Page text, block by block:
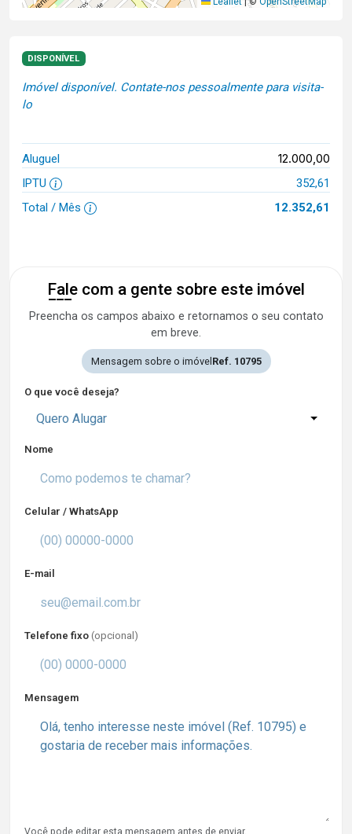
DISPONÍVEL
Imóvel disponível. Contate-nos pessoalmente para visita-
lo
Aluguel 12.000,00
IPTU
352,61
Total / Mês
12.352,61
Fale com a gente sobre este imóvel
Preencha os campos abaixo e retornamos o seu contato
em breve.
Mensagem sobre o imóvel Ref. 10795
O que você deseja?
Quero Alugar
Nome
Celular / WhatsApp
E-mail
Telefone fixo (opcional)
Mensagem
Você pode editar esta mensagem antes de enviar.